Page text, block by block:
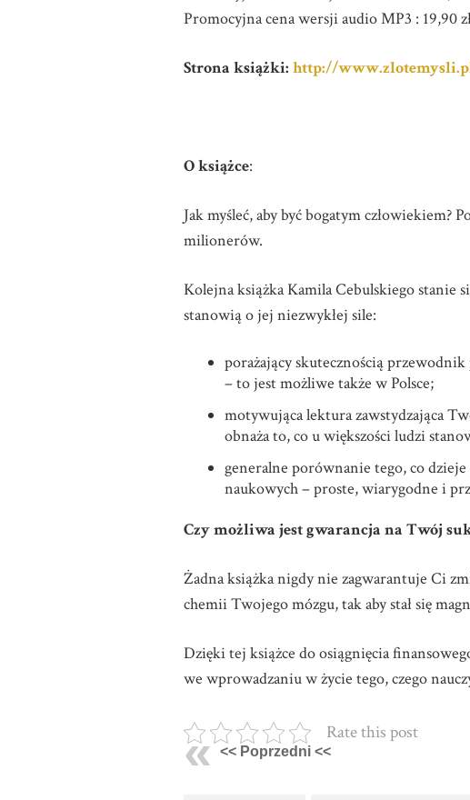
Promocyjna cena wersji audio MP3 : 19,90
Strona książki: http://
O książce:
Jak myśleć, aby być bogatym człowiekiem?
milionerów.
Kolejna książka Kamila Cebulskiego stanie
stanowią o jej niezwykłej sile:
porażający skutecznością
– to jest możliwe także w Polsce;
motywująca lektura zawstydzająca
obnaża to, co u większości ludzi
generalne porównanie tego, co
naukowych – proste, wiarygodne i
Czy możliwa jest gwarancja na Twój
Żadna książka nigdy nie zagwarantuje Ci
chemii Twojego mózgu, tak aby stał się
Dzięki tej książce do osiągnięcia
we wprowadzaniu w życie tego, czego
Rate this post
<< Poprzedni <<